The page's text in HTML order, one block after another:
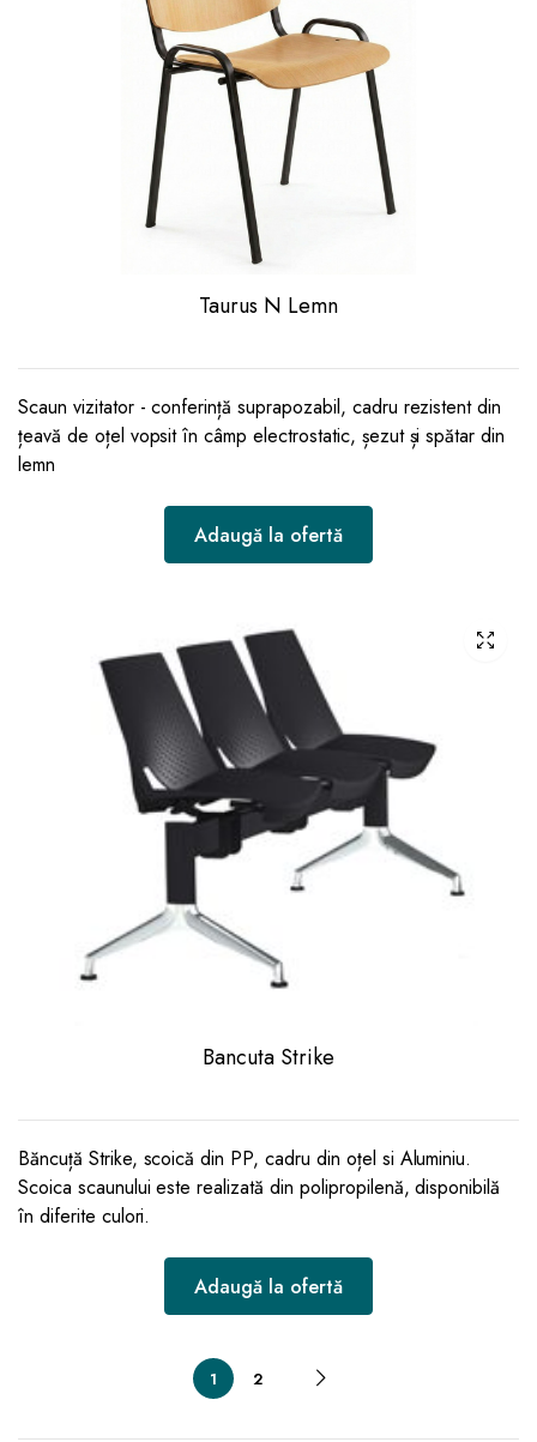
Taurus N Lemn
Scaun vizitator - conferință suprapozabil, cadru rezistent din
țeavă de oțel vopsit în câmp electrostatic, șezut și spătar din
lemn
Adaugă la ofertă
Bancuta Strike
Băncuță Strike, scoică din PP, cadru din oțel si Aluminiu.
Scoica scaunului este realizată din polipropilenă, disponibilă
în diferite culori.
Adaugă la ofertă
1 2